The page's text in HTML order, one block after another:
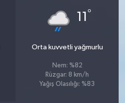
11 °
Orta kuvvetli yağmurlu
Nem: %82
Rüzgar: 8 km/h
Yağış Olasılığı: %83